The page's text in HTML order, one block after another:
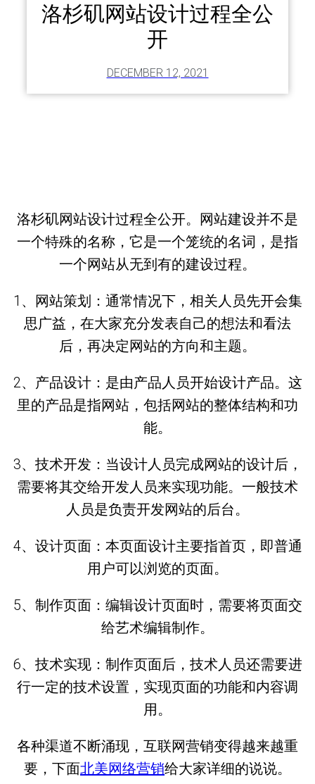
洛杉矶网站设计过程全公
开
DECEMBER 12, 2021
洛杉矶网站设计过程全公开。网站建设并不是
一个特殊的名称，它是一个笼统的名词，是指
一个网站从无到有的建设过程。
1、网站策划：通常情况下，相关人员先开会集
思广益，在大家充分发表自己的想法和看法
后，再决定网站的方向和主题。
2、产品设计：是由产品人员开始设计产品。这
里的产品是指网站，包括网站的整体结构和功
能。
3、技术开发：当设计人员完成网站的设计后，
需要将其交给开发人员来实现功能。一般技术
人员是负责开发网站的后台。
4、设计页面：本页面设计主要指首页，即普通
用户可以浏览的页面。
5、制作页面：编辑设计页面时，需要将页面交
给艺术编辑制作。
6、技术实现：制作页面后，技术人员还需要进
行一定的技术设置，实现页面的功能和内容调
用。
各种渠道不断涌现，互联网营销变得越来越重
要，下面北美网络营销给大家详细的说说。